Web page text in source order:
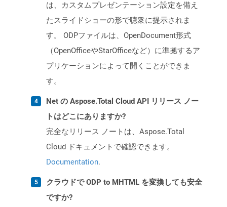
は、カスタムプレゼンテーション設定を備え
たスライドショーの形で聴衆に提示されま
す。 ODPファイルは、OpenDocument形式
（OpenOfficeやStarOfficeなど）に準拠するア
プリケーションによって開くことができま
す。
Net の Aspose.Total Cloud API リリース ノー
トはどこにありますか?
完全なリリース ノートは、Aspose.Total
Cloud ドキュメントで確認できます。
Documentation.
クラウドで ODP to MHTML を変換しても安全
ですか?